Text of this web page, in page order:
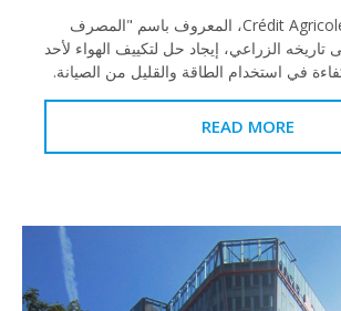
أراد مصرف Crédit Agricole، المعروف باسم "المصرف
الزراعي، إيجاد حل لتكييف الهواء لأحد
استخدام الطاقة والقليل من الصيانة.
READ MORE